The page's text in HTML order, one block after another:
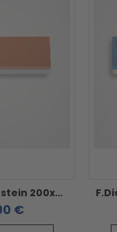
F.Dick Abziehstein 200x50x25mm - mit Körnung 360/1000 mit Unterlegplatte
€